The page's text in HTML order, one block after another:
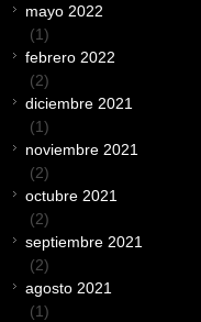
mayo 2022
(1)
febrero 2022
(2)
diciembre 2021
(1)
noviembre 2021
(2)
octubre 2021
(2)
septiembre 2021
(2)
agosto 2021
(1)